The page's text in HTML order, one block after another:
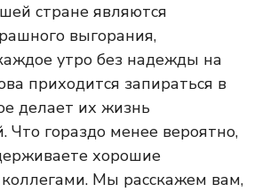
стране являются
выгорания,
утро без надежды на
приходится запираться в
делает их жизнь
Что гораздо менее вероятно,
хорошие
Мы расскажем вам,